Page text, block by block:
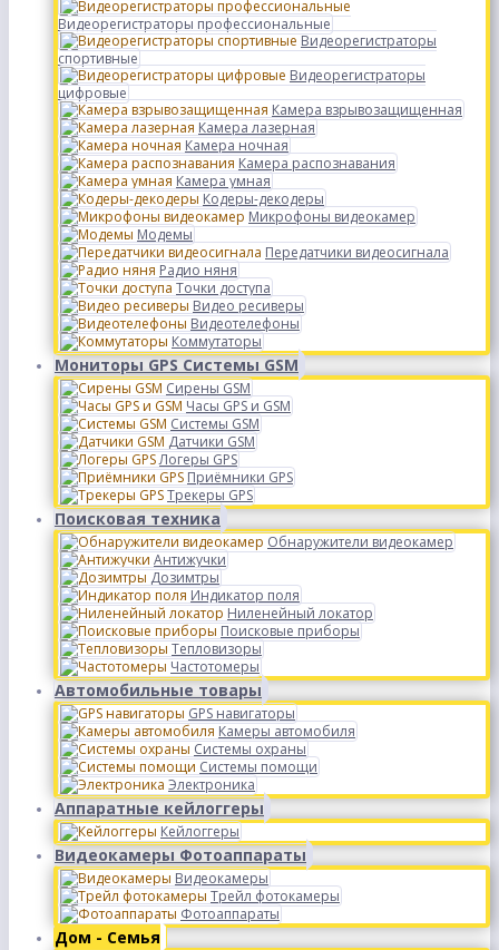
Видеорегистраторы профессиональные
Видеорегистраторы
спортивные
Видеорегистраторы
цифровые
Камера взрывозащищенная
Камера лазерная
Камера ночная
Камера распознавания
Камера умная
Кодеры-декодеры
Микрофоны видеокамер
Модемы
Передатчики видеосигнала
Радио няня
Точки доступа
Видео ресиверы
Видеотелефоны
Коммутаторы
Мониторы GPS Системы GSM
Сирены GSM
Часы GPS и GSM
Системы GSM
Датчики GSM
Логеры GPS
Приёмники GPS
Трекеры GPS
Поисковая техника
Обнаружители видеокамер
Антижучки
Дозимтры
Индикатор поля
Ниленейный локатор
Поисковые приборы
Тепловизоры
Частотомеры
Автомобильные товары
GPS навигаторы
Камеры автомобиля
Системы охраны
Системы помощи
Электроника
Аппаратные кейлоггеры
Кейлоггеры
Видеокамеры Фотоаппараты
Видеокамеры
Трейл фотокамеры
Фотоаппараты
Дом - Семья